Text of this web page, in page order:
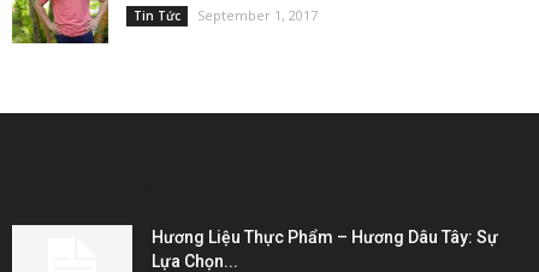
Tin Tức September 1, 2017
Hương Liệu Thực Phẩm – Hương Dâu Tây: Sự
Lựa Chọn...